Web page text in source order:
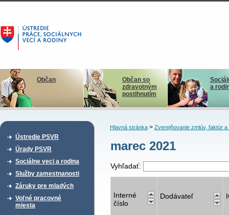
Občan
Občan so
zdravotným
postihnutím
a
Ústredie PSVR
Úrady PSVR
Sociálne veci a rodina
Služby zamestnanosti
Záruky pre mladých
Voľné pracovné
miesta
Hlavná stránka> Zverejňovanie zmlúv, faktúr a
marec 2021
Vyhľadať:
Interné
číslo
Dodávateľ